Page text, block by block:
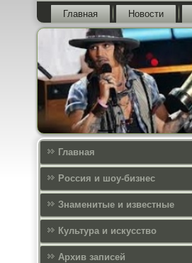
Главная Новости
Главная
Россия и шоу-бизнес
Знаменитые и известные
Культура и искусcтво
Архив записей